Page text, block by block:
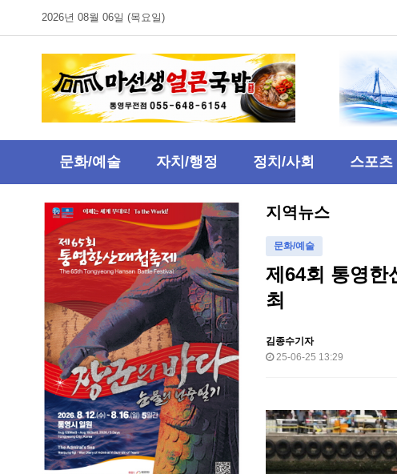
2026년 08월 06일 (목요일)
문화/예술 자치/행정 정치/사회 스포츠
지역뉴스
문화/예술
제64회 통영한
최
김종수기자
25-06-25 13:29